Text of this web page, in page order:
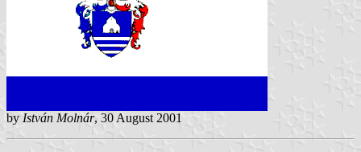
by István Molnár, 30 August 2001